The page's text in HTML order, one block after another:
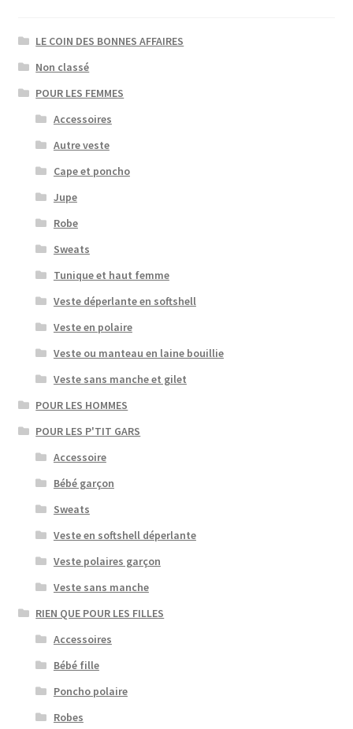
LE COIN DES BONNES AFFAIRES
Non classé
POUR LES FEMMES
Accessoires
Autre veste
Cape et poncho
Jupe
Robe
Sweats
Tunique et haut femme
Veste déperlante en softshell
Veste en polaire
Veste ou manteau en laine bouillie
Veste sans manche et gilet
POUR LES HOMMES
POUR LES P'TIT GARS
Accessoire
Bébé garçon
Sweats
Veste en softshell déperlante
Veste polaires garçon
Veste sans manche
RIEN QUE POUR LES FILLES
Accessoires
Bébé fille
Poncho polaire
Robes